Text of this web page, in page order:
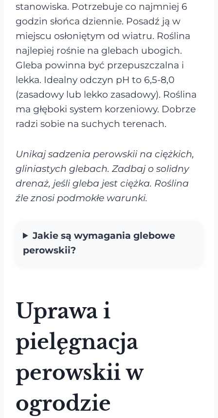
stanowiska. Potrzebuje co najmniej 6
godzin słońca dziennie. Posadź ją w
miejscu osłoniętym od wiatru. Roślina
najlepiej rośnie na glebach ubogich.
Gleba powinna być przepuszczalna i
lekka. Idealny odczyn pH to 6,5-8,0
(zasadowy lub lekko zasadowy). Roślina
ma głęboki system korzeniowy. Dobrze
radzi sobie na suchych terenach.
Unikaj sadzenia perowskii na ciężkich,
gliniastych glebach. Zadbaj o solidny
drenaż, jeśli gleba jest ciężka. Roślina
źle znosi podmokłe warunki.
Jakie są wymagania glebowe
perowskii?
Uprawa i
pielęgnacja
perowskii w
ogrodzie